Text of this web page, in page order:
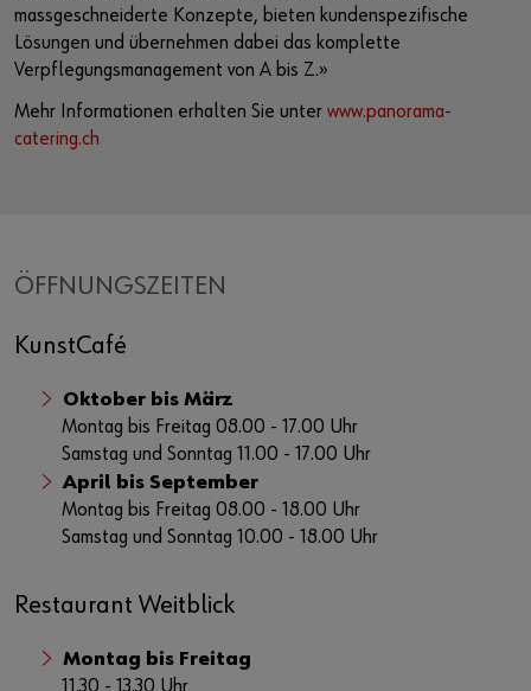
massgeschneiderte Konzepte, bieten kundenspezifische
Lösungen und übernehmen dabei das komplette
Verpflegungsmanagement von A bis Z.»
Mehr Informationen erhalten Sie unter www.panorama-
catering.ch
ÖFFNUNGSZEITEN
KunstCafé
Oktober bis März
Montag bis Freitag 08.00 - 17.00 Uhr
Samstag und Sonntag 11.00 - 17.00 Uhr
April bis September
Montag bis Freitag 08.00 - 18.00 Uhr
Samstag und Sonntag 10.00 - 18.00 Uhr
Restaurant Weitblick
Montag bis Freitag
11.30 - 13.30 Uhr